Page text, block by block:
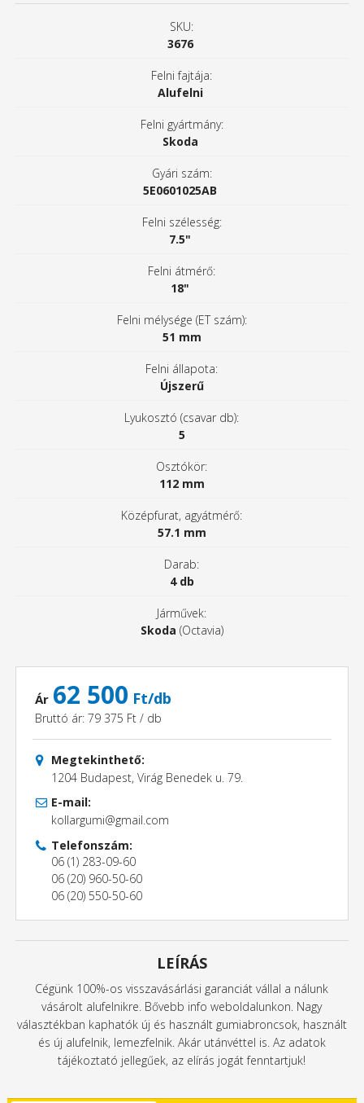
SKU:
3676
Felni fajtája:
Alufelni
Felni gyártmány:
Skoda
Gyári szám:
5E0601025AB
Felni szélesség:
7.5"
Felni átmérő:
18"
Felni mélysége (ET szám):
51 mm
Felni állapota:
Újszerű
Lyukosztó (csavar db):
5
Osztókör:
112 mm
Középfurat, agyátmérő:
57.1 mm
Darab:
4 db
Járművek:
Skoda (Octavia)
Ár 62 500 Ft/db
Bruttó ár: 79 375 Ft / db
Megtekinthető:
1204 Budapest, Virág Benedek u. 79.
E-mail:
kollargumi@gmail.com
Telefonszám:
06 (1) 283-09-60
06 (20) 960-50-60
06 (20) 550-50-60
LEÍRÁS
Cégünk 100%-os visszavásárlási garanciát vállal a nálunk
vásárolt alufelnikre. Bővebb info weboldalunkon. Nagy
választékban kaphatók új és használt gumiabroncsok, használt
és új alufelnik, lemezfelnik. Akár utánvéttel is. Az adatok
tájékoztató jellegűek, az elírás jogát fenntartjuk!